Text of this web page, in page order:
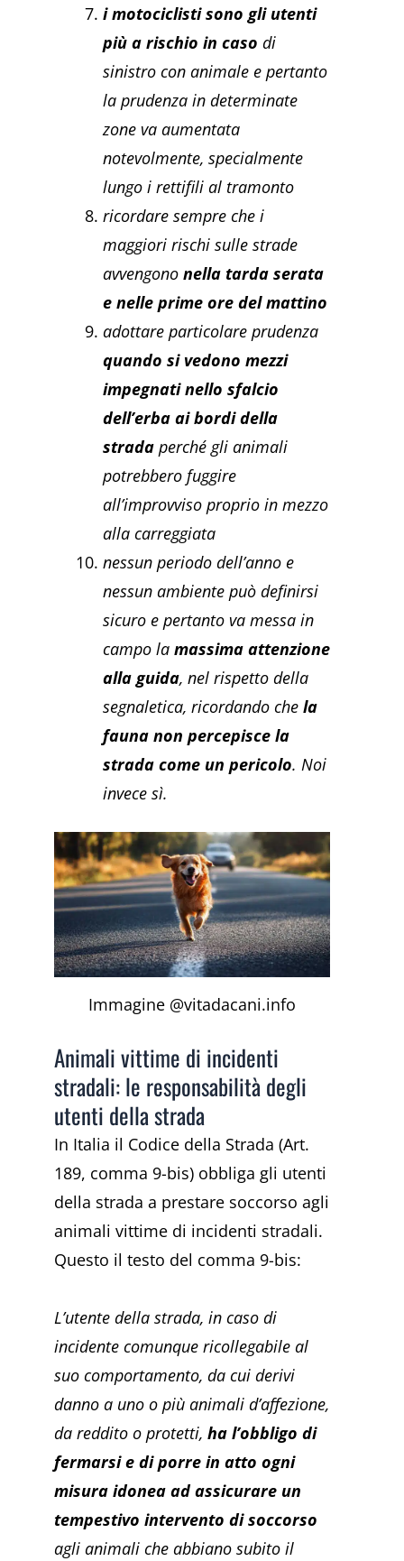
i motociclisti sono gli utenti
più a rischio in caso di
sinistro con animale e pertanto
la prudenza in determinate
zone va aumentata
notevolmente, specialmente
lungo i rettifili al tramonto
ricordare sempre che i
maggiori rischi sulle strade
avvengono nella tarda serata
e nelle prime ore del mattino
adottare particolare prudenza
quando si vedono mezzi
impegnati nello sfalcio
dell’erba ai bordi della
strada perché gli animali
potrebbero fuggire
all’improvviso proprio in mezzo
alla carreggiata
nessun periodo dell’anno e
nessun ambiente può definirsi
sicuro e pertanto va messa in
campo la massima attenzione
alla guida, nel rispetto della
segnaletica, ricordando che la
fauna non percepisce la
strada come un pericolo. Noi
invece sì.
Immagine @vitadacani.info
Animali vittime di incidenti
stradali: le responsabilità degli
utenti della strada
In Italia il Codice della Strada (Art.
189, comma 9-bis) obbliga gli utenti
della strada a prestare soccorso agli
animali vittime di incidenti stradali.
Questo il testo del comma 9-bis:
L’utente della strada, in caso di
incidente comunque ricollegabile al
suo comportamento, da cui derivi
danno a uno o più animali d’affezione,
da reddito o protetti, ha l’obbligo di
fermarsi e di porre in atto ogni
misura idonea ad assicurare un
tempestivo intervento di soccorso
agli animali che abbiano subito il